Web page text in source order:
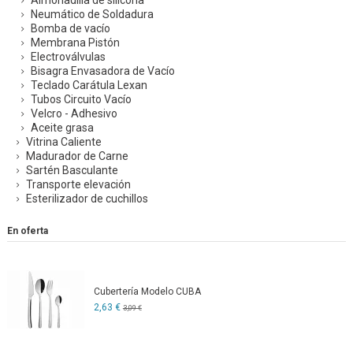
Neumático de Soldadura
Bomba de vacío
Membrana Pistón
Electroválvulas
Bisagra Envasadora de Vacío
Teclado Carátula Lexan
Tubos Circuito Vacío
Velcro - Adhesivo
Aceite grasa
Vitrina Caliente
Madurador de Carne
Sartén Basculante
Transporte elevación
Esterilizador de cuchillos
En oferta
Cubertería Modelo CUBA
2,63 € 3,09 €